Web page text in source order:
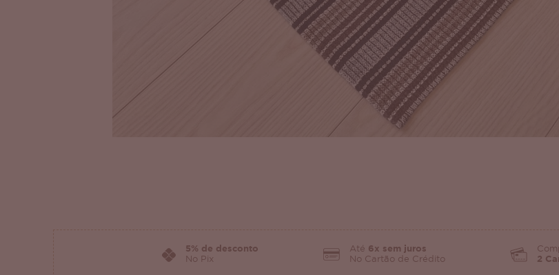
5% de desconto
No Pix
Até 6x sem juros
No Cartão de Crédito
2